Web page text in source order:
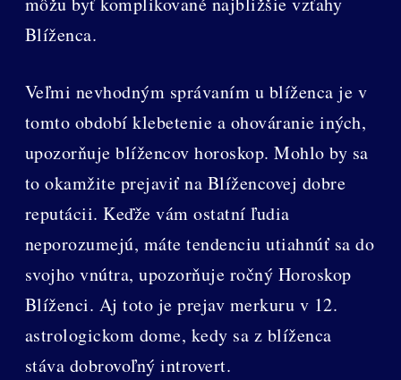
Blíženca.
Veľmi nevhodným správaním u blíženca je v
tomto období klebetenie a ohováranie iných,
upozorňuje blížencov horoskop. Mohlo by sa
to okamžite prejaviť na Blížencovej dobre
reputácii. Keďže vám ostatní ľudia
neporozumejú, máte tendenciu utiahnúť sa do
svojho vnútra, upozorňuje ročný Horoskop
Blíženci. Aj toto je prejav merkuru v 12.
astrologickom dome, kedy sa z blíženca
stáva dobrovoľný introvert.